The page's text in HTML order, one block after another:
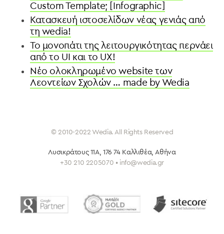
Custom Template; [Infographic]
Κατασκευή ιστοσελίδων νέας γενιάς από
τη wedia!
To μονοπάτι της λειτουργικότητας περνάει
από το UI και το UX!
Νέο ολοκληρωμένο website των
Λεοντείων Σχολών … made by Wedia
© 2010-2022 Wedia. All Rights Reserved
Λυσικράτους 11Α, 176 74 Καλλιθέα, Αθήνα
+30 210 2205070 • info@wedia.gr